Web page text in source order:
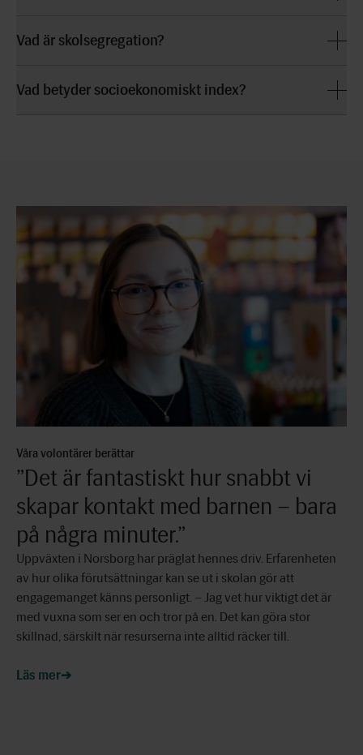
Vad är skolsegregation?
Vad betyder socioekonomiskt index?
Våra volontärer berättar
”Det är fantastiskt hur snabbt vi
skapar kontakt med barnen – bara
på några minuter.”
Uppväxten i Norsborg har präglat hennes driv. Erfarenheten
av hur olika förutsättningar kan se ut i skolan gör att
engagemanget känns personligt. – Jag vet hur viktigt det är
med vuxna som ser en och tror på en. Det kan göra stor
skillnad, särskilt när resurserna inte alltid räcker till.
Läs mer